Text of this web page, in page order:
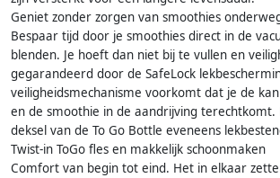
Geniet zonder zorgen van smoothies
Bespaar tijd door je smoothies direct in de
blenden. Je hoeft dan niet bij te vullen en
gegarandeerd door de SafeLock
veiligheidsmechanisme voorkomt dat je de
en de smoothie in de aandrijving terechtkomt.
deksel van de To Go Bottle eveneens
Twist-in ToGo fles en makkelijk schoonmaken
Comfort van begin tot eind. Het in elkaar